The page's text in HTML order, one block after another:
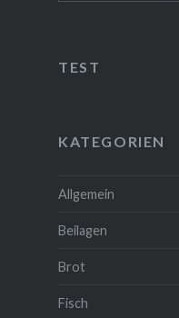
TEST
KATEGORIEN
Allgemein
Beilagen
Brot
Fisch